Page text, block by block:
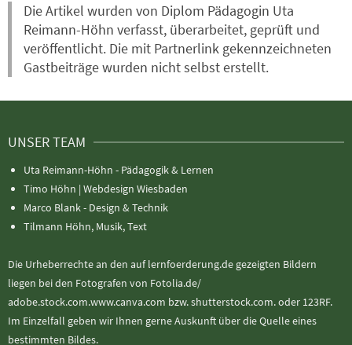
Die Artikel wurden von Diplom Pädagogin Uta
Reimann-Höhn verfasst, überarbeitet, geprüft und
veröffentlicht. Die mit Partnerlink gekennzeichneten
Gastbeiträge wurden nicht selbst erstellt.
UNSER TEAM
Uta Reimann-Höhn - Pädagogik & Lernen
Timo Höhn | Webdesign Wiesbaden
Marco Blank - Design & Technik
Tilmann Höhn, Musik, Text
Die Urheberrechte an den auf lernfoerderung.de gezeigten Bildern
liegen bei den Fotografen von Fotolia.de/
adobe.stock.com.www.canva.com bzw. shutterstock.com. oder 123RF.
Im Einzelfall geben wir Ihnen gerne Auskunft über die Quelle eines
bestimmten Bildes.